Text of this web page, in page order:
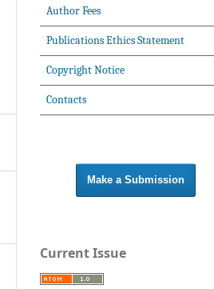
Author Fees
Publications Ethics Statement
Copyright Notice
Contacts
Make a Submission
Current Issue